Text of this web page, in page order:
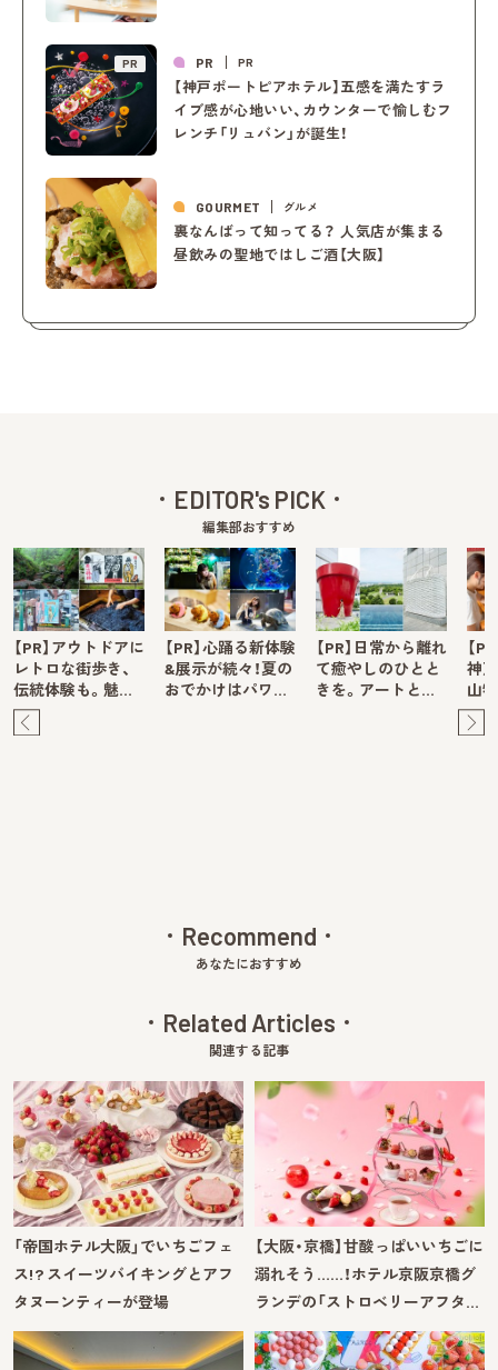
PR PR PR
【神戸ポートピアホテル】五感を満たすラ
イブ感が心地いい、カウンターで愉しむフ
レンチ「リュバン」が誕生！
GOURMET グルメ
裏なんばって知ってる？ 人気店が集まる
昼飲みの聖地ではしご酒【大阪】
EDITOR's PICK
編集部おすすめ
【PR】アウトドアに
レトロな街歩き、
伝統体験も。魅…
【PR】心踊る新体験
&展示が続々！夏の
おでかけはパワ…
【PR】日常から離れ
て癒やしのひとと
きを。アートと…
【
神
山
Recommend
あなたにおすすめ
Related Articles
関連する記事
「帝国ホテル大阪」でいちごフェ
ス!? スイーツバイキングとアフ
タヌーンティーが登場
【大阪・京橋】甘酸っぱいいちごに
溺れそう……！ホテル京阪京橋グ
ランデの「ストロベリーアフタ…